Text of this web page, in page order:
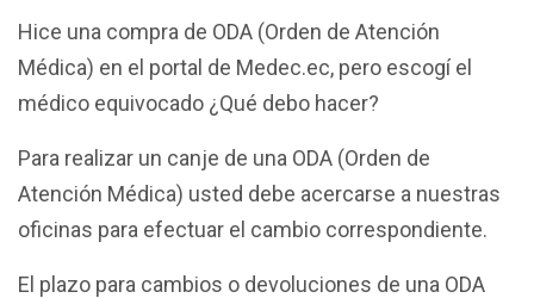
Hice una compra de ODA (Orden de Atención
Médica) en el portal de Medec.ec, pero escogí el
médico equivocado ¿Qué debo hacer?
Para realizar un canje de una ODA (Orden de
Atención Médica) usted debe acercarse a nuestras
oficinas para efectuar el cambio correspondiente.
El plazo para cambios o devoluciones de una ODA